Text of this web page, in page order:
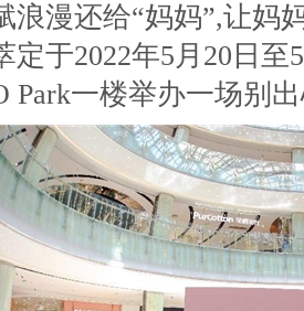
浪漫还给“妈妈”,让妈
定于2022年5月20日
Park一楼举办一场别